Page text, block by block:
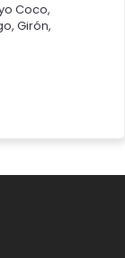
Coco,
, Girón,